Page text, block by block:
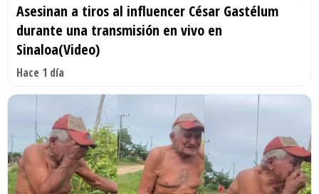
Asesinan a tiros al influencer César Gastélum
durante una transmisión en vivo en
Sinaloa(Video)
Hace 1 día